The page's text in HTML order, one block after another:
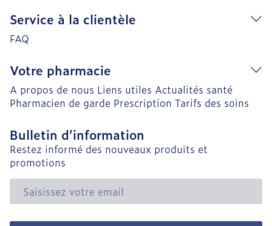
Service à la clientèle
FAQ
Votre pharmacie
A propos de nous Liens utiles Actualités santé
Pharmacien de garde Prescription Tarifs des soins
Bulletin d’information
Restez informé des nouveaux produits et
promotions
Adresse mail